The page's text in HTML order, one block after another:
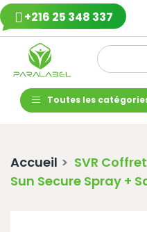
+216 25 348 337
Toutes les
Accueil
SVR
Sun Secure Spray +